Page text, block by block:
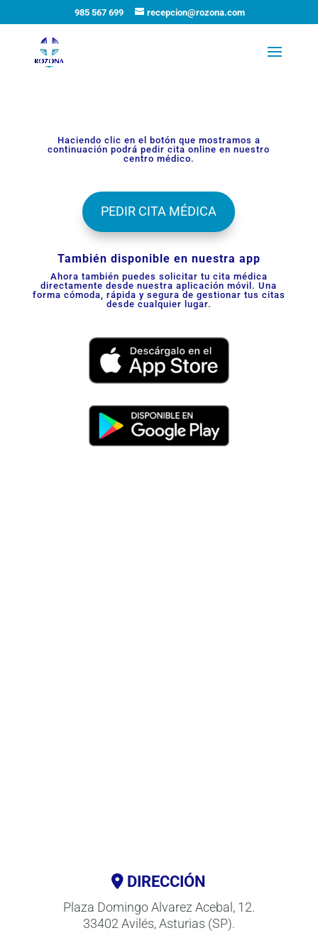
985 567 699 recepcion@rozona.com
Haciendo clic en el botón que mostramos a
continuación podrá pedir cita online en nuestro
centro médico.
PEDIR CITA MÉDICA
También disponible en nuestra app
Ahora también puedes solicitar tu cita médica
directamente desde nuestra aplicación móvil. Una
forma cómoda, rápida y segura de gestionar tus citas
desde cualquier lugar.
DIRECCIÓN
Plaza Domingo Alvarez Acebal, 12.
33402 Avilés, Asturias (SP).